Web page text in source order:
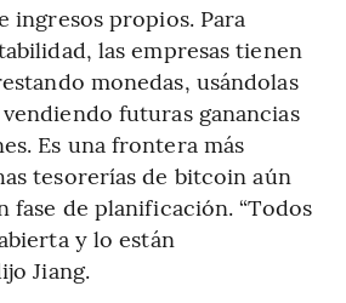
ingresos propios. Para
las empresas tienen
monedas, usándolas
futuras ganancias
Es una frontera más
tesorerías de bitcoin aún
fase de planificación. “Todos
y lo están
Jiang.